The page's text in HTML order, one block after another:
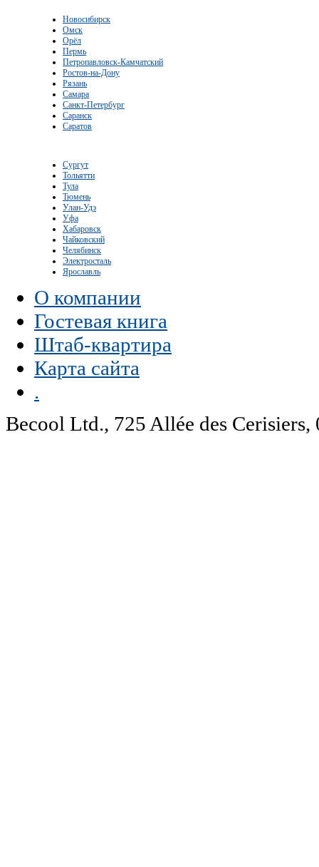
Новосибирск
Омск
Орёл
Пермь
Петропавловск-Камчатский
Ростов-на-Дону
Рязань
Самара
Санкт-Петербург
Саранск
Саратов
Сургут
Тольятти
Тула
Тюмень
Улан-Удэ
Уфа
Хабаровск
Чайковский
Челябинск
Электросталь
Ярославль
О компании
Гостевая книга
Штаб-квартира
Карта сайта
.
Becool Ltd., 725 Allée des